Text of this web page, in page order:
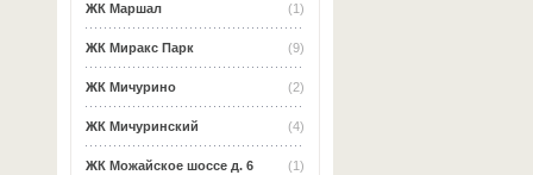
(1)
ЖК Маршал
(9)
ЖК Миракс Парк
(2)
ЖК Мичурино
(4)
ЖК Мичуринский
(1)
ЖК Можайское шоссе д. 6